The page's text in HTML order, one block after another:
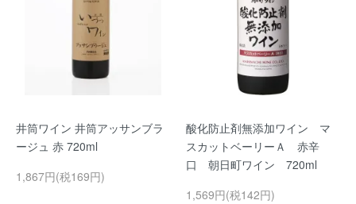
井筒ワイン 井筒アッサンブラ
ージュ 赤 720ml
1,867円(税169円)
酸化防止剤無添加ワイン マ
スカットベーリーＡ 赤辛
口 朝日町ワイン 720ml
1,569円(税142円)